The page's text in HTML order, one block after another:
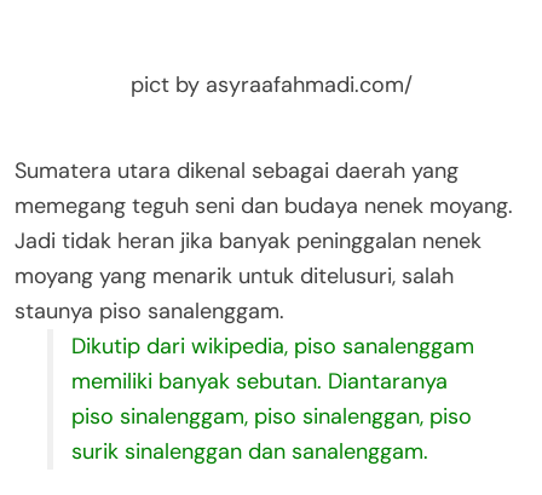
pict by asyraafahmadi.com/
Sumatera utara dikenal sebagai daerah yang
memegang teguh seni dan budaya nenek moyang.
Jadi tidak heran jika banyak peninggalan nenek
moyang yang menarik untuk ditelusuri, salah
staunya piso sanalenggam.
Dikutip dari wikipedia, piso sanalenggam
memiliki banyak sebutan. Diantaranya
piso sinalenggam, piso sinalenggan, piso
surik sinalenggan dan sanalenggam.